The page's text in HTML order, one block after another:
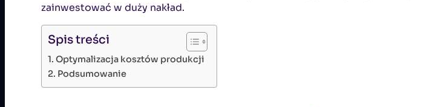
zainwestować w duży nakład.
Spis treści
Optymalizacja kosztów produkcji
Podsumowanie